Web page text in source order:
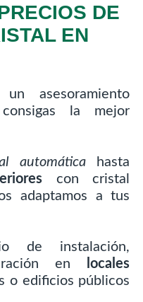
DE
EN
asesoramiento
la mejor
automáticahasta
con cristal
adaptamos a tus
de instalación,
en
locales
o edificios públicos